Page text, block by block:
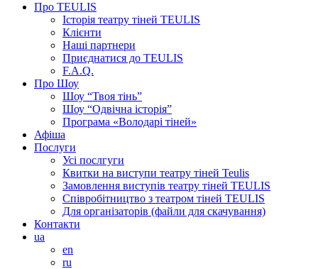
Про TEULIS
Історія театру тіней TEULIS
Клієнти
Наші партнери
Приєднатися до TEULIS
F.A.Q.
Про Шоу
Шоу “Твоя тінь”
Шоу “Одвічна історія”
Програма «Володарі тіней»
Афіша
Послуги
Усі послгуги
Квитки на виступи театру тіней Teulis
Замовлення виступів театру тіней TEULIS
Співробітництво з театром тіней TEULIS
Для організаторів (файли для скачування)
Контакти
ua
en
ru